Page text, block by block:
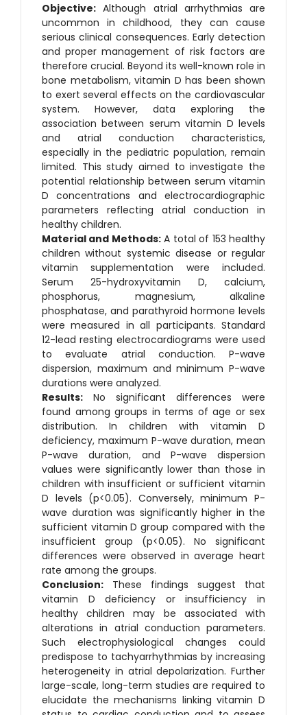
Objective: Although atrial arrhythmias are
uncommon in childhood, they can cause
serious clinical consequences. Early detection
and proper management of risk factors are
therefore crucial. Beyond its well-known role in
bone metabolism, vitamin D has been shown
to exert several effects on the cardiovascular
system. However, data exploring the
association between serum vitamin D levels
and atrial conduction characteristics,
especially in the pediatric population, remain
limited. This study aimed to investigate the
potential relationship between serum vitamin
D concentrations and electrocardiographic
parameters reflecting atrial conduction in
healthy children.
Material and Methods:A total of 153 healthy
children without systemic disease or regular
vitamin supplementation were included.
Serum 25-hydroxyvitamin D, calcium,
phosphorus, magnesium, alkaline
phosphatase, and parathyroid hormone levels
were measured in all participants. Standard
12-lead resting electrocardiograms were used
to evaluate atrial conduction. P-wave
dispersion, maximum and minimum P-wave
durations were analyzed.
Results: No significant differences were
found among groups in terms of age or sex
distribution. In children with vitamin D
deficiency, maximum P-wave duration, mean
P-wave duration, and P-wave dispersion
values were significantly lower than those in
children with insufficient or sufficient vitamin
D levels (p<0.05). Conversely, minimum P-
wave duration was significantly higher in the
sufficient vitamin D group compared with the
insufficient group (p<0.05). No significant
differences were observed in average heart
rate among the groups.
Conclusion: These findings suggest that
vitamin D deficiency or insufficiency in
healthy children may be associated with
alterations in atrial conduction parameters.
Such electrophysiological changes could
predispose to tachyarrhythmias by increasing
heterogeneity in atrial depolarization. Further
large-scale, long-term studies are required to
elucidate the mechanisms linking vitamin D